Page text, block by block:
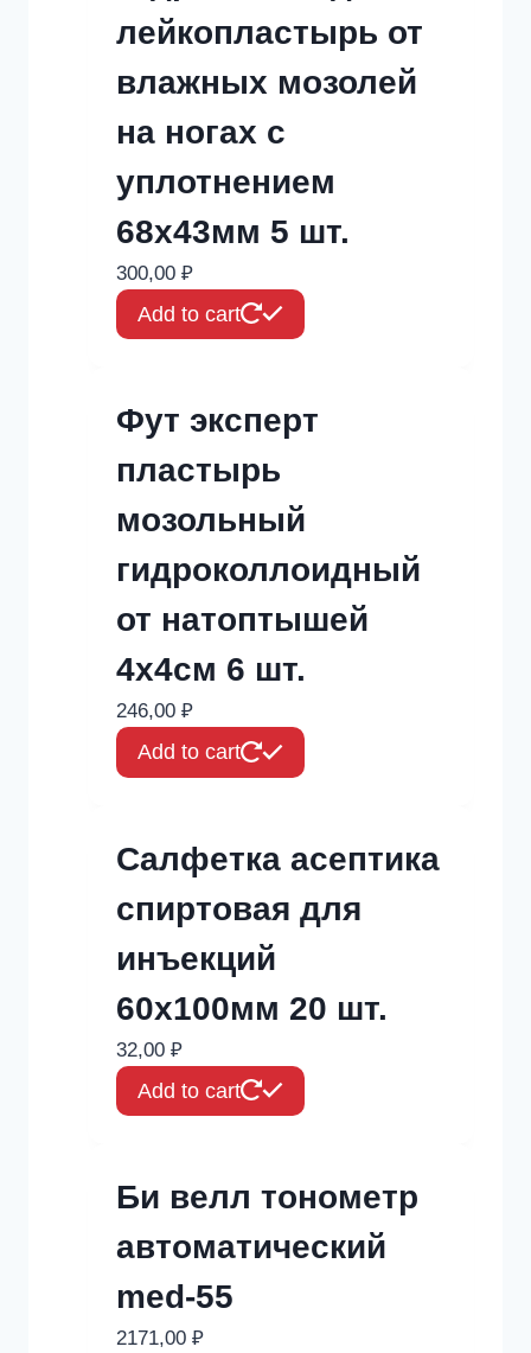
лейкопластырь от
влажных мозолей
на ногах с
уплотнением
68х43мм 5 шт.
300,00 ₽
Add to cart
Фут эксперт
пластырь
мозольный
гидроколлоидный
от натоптышей
4х4см 6 шт.
246,00 ₽
Add to cart
Салфетка асептика
спиртовая для
инъекций
60х100мм 20 шт.
32,00 ₽
Add to cart
Би велл тонометр
автоматический
med-55
2171,00 ₽